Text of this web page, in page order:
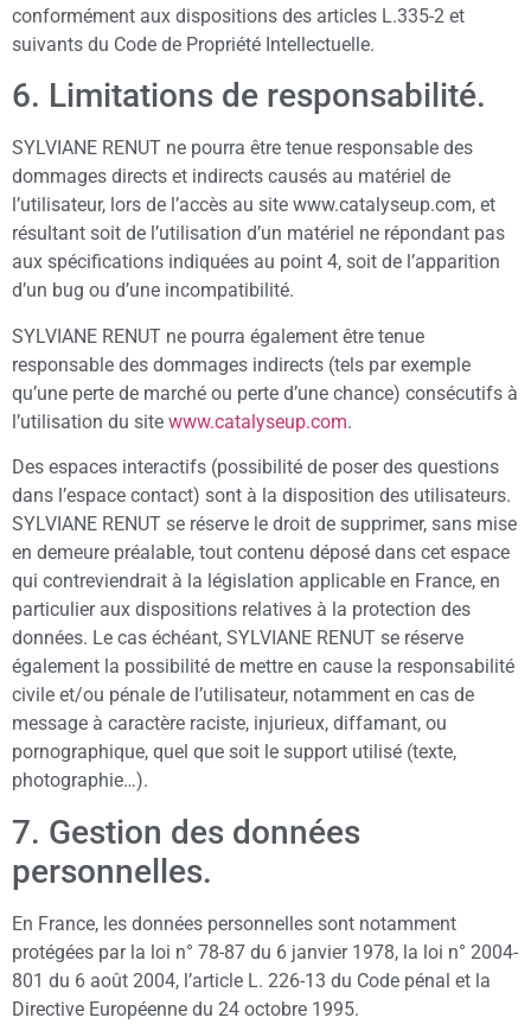
conformément aux dispositions des articles L.335-2 et
suivants du Code de Propriété Intellectuelle.
6. Limitations de responsabilité.
SYLVIANE RENUT ne pourra être tenue responsable des
dommages directs et indirects causés au matériel de
l’utilisateur, lors de l’accès au site www.catalyseup.com, et
résultant soit de l’utilisation d’un matériel ne répondant pas
aux spécifications indiquées au point 4, soit de l’apparition
d’un bug ou d’une incompatibilité.
SYLVIANE RENUT ne pourra également être tenue
responsable des dommages indirects (tels par exemple
qu’une perte de marché ou perte d’une chance) consécutifs à
l’utilisation du site www.catalyseup.com.
Des espaces interactifs (possibilité de poser des questions
dans l’espace contact) sont à la disposition des utilisateurs.
SYLVIANE RENUT se réserve le droit de supprimer, sans mise
en demeure préalable, tout contenu déposé dans cet espace
qui contreviendrait à la législation applicable en France, en
particulier aux dispositions relatives à la protection des
données. Le cas échéant, SYLVIANE RENUT se réserve
également la possibilité de mettre en cause la responsabilité
civile et/ou pénale de l’utilisateur, notamment en cas de
message à caractère raciste, injurieux, diffamant, ou
pornographique, quel que soit le support utilisé (texte,
photographie…).
7. Gestion des données
personnelles.
En France, les données personnelles sont notamment
protégées par la loi n° 78-87 du 6 janvier 1978, la loi n° 2004-
801 du 6 août 2004, l’article L. 226-13 du Code pénal et la
Directive Européenne du 24 octobre 1995.